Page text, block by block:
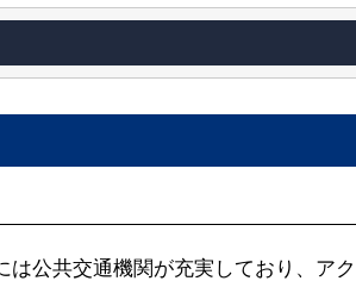
公共交通機関が充実しており、ア